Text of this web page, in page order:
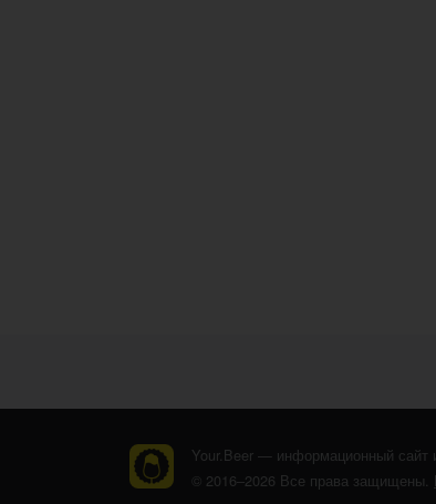
Your.Beer — информационный сайт
© 2016–2026 Все права защищены.